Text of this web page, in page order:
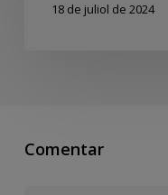
18 de juliol de 2024
Comentar